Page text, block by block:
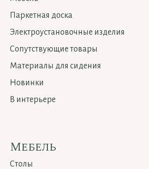
Паркетная доска
Электроустановочные изделия
Сопутствующие товары
Материалы для сидения
Новинки
В интерьере
Мебель
Столы